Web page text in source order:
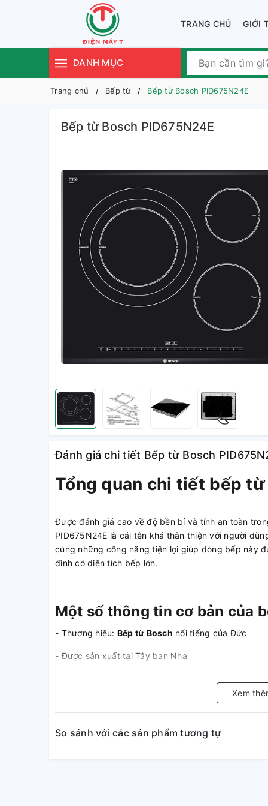
TRANG CHỦ GIỚI
DANH MỤC
Trang chủ Bếp từ Bếp từ Bosch PID675N24E
Bếp từ Bosch PID675N24E
Đánh giá chi tiết Bếp từ Bosch
Tổng quan chi tiết bếp từ
Được đánh giá cao về độ bền bỉ và tính an toàn
PID675N24E là cái tên khá thân thiện với người
cùng những công năng tiện lợi giúp dòng bếp này
đình có diện tích bếp lớn.
Một số thông tin cơ bản của
- Thương hiệu: Bếp từ Bosch nổi tiếng của Đức
- Được sản xuất tại Tây ban Nha
Xem
So sánh với các sản phẩm tương tự